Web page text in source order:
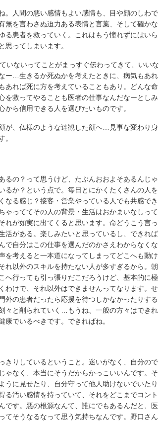
。人間の悪い感情もよい感情も、目や顔のしわで
を言わさぬ迫力ある表情と言葉、そして確かな
患者を救っていく。これはもう憧れずにはいら
ってしまいます。
いないってことがまっすぐ伝わってきて、いいな
ー…生きるか死ぬかを考えたときに、病気もあれ
あれば死に方を考えていることもあり。どんな命
を救ってやることも医者の仕事なんだなーとしみ
ら信用できる人を選びたいものです。
が、仏様のような達観した顔へ…見事な変わり身
。
るの？って思うけど、たぶんおおよそあるんじゃ
るか？という点で。毎日とにかくたくさんの人を
る感じ？接客・営業やっている人でも共感でき
ゃっててその人の背景・生活はおかまいなしって
れが如実に出てくると思います。命どうこう言っ
活がある。楽しみたいと思っているし、できれば
で自分はこの仕事を選んだのかさえわからなくな
考えると一本道になってしまってどこへも動け
れ以外のスキルを持たない人が多すぎるから。朝
へ行っても引っ張りだこだろうけど、基本的に極
わけで、それ以外はできませんってなります。せ
外の患者だったら応援を待つしかなかったりする
々と削られていく…もうね、一般の方々はできれ
でいるべきです。できればね。
きりしているということ。迷いがなく、自分ので
ゃなく、本当にそうだからかっこいいんです。そ
に見せたり、自分守って他人助けないでいたり
汚い感情を持っていて、それをどこまでコント
です。悪の根源なんて、誰にでもあるんだと、医
てそうなるなって思う気持ちなんです。野口さん